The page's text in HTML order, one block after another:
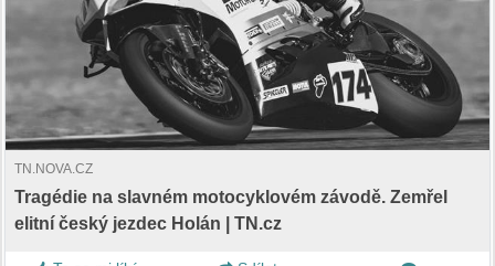
TN.NOVA.CZ
Tragédie na slavném motocyklovém závodě. Zemřel
elitní český jezdec Holán | TN.cz